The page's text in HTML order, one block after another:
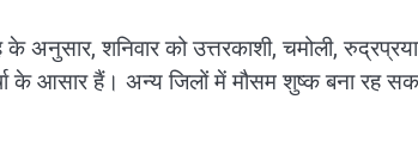
अनुसार, शनिवार को उत्तरकाशी, चमोली,
के आसार हैं। अन्य जिलों में मौसम शुष्क बना रह